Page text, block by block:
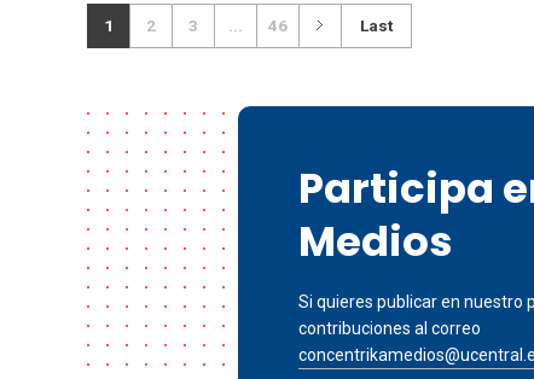
1 2 3 46 Last
Participa
Medios
Si quieres publicar en nuestro
contribuciones al correo